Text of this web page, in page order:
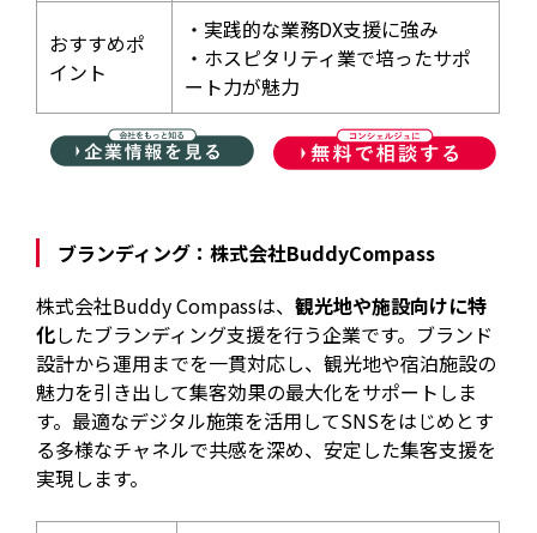
おすすめポ
イント
・実践的な業務DX支援に強み
・ホスピタリティ業で培ったサポ
ート力が魅力
ブランディング：株式会社BuddyCompass
株式会社Buddy Compassは、観光地や施設向けに特
化したブランディング支援を行う企業です。ブランド
設計から運用までを一貫対応し、観光地や宿泊施設の
魅力を引き出して集客効果の最大化をサポートしま
す。最適なデジタル施策を活用してSNSをはじめとす
る多様なチャネルで共感を深め、安定した集客支援を
実現します。